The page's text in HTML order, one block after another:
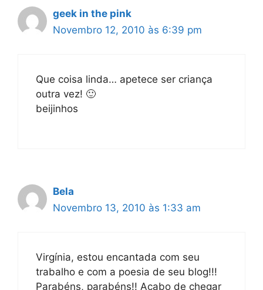
geek in the pink
Novembro 12, 2010 às 6:39 pm
Que coisa linda… apetece ser criança
outra vez! 🙂
beijinhos
Bela
Novembro 13, 2010 às 1:33 am
Virgínia, estou encantada com seu
trabalho e com a poesia de seu blog!!!
Parabéns, parabéns!! Acabo de chegar